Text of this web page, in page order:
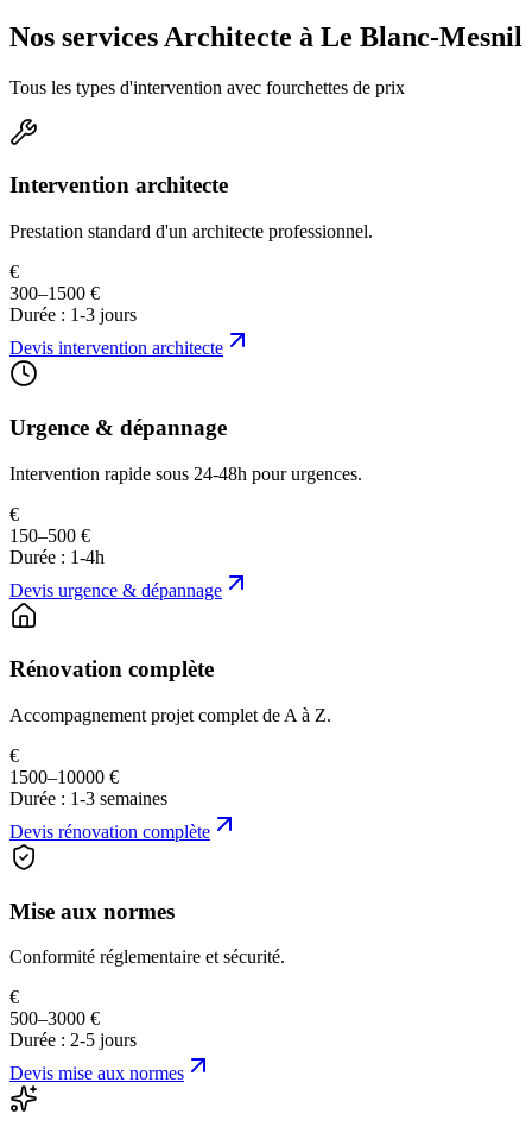
Nos services Architecte à Le Blanc-Mesnil
Tous les types d'intervention avec fourchettes de prix
Intervention architecte
Prestation standard d'un architecte professionnel.
€
300–1500 €
Durée : 1-3 jours
Devis intervention architecte
Urgence & dépannage
Intervention rapide sous 24-48h pour urgences.
€
150–500 €
Durée : 1-4h
Devis urgence & dépannage
Rénovation complète
Accompagnement projet complet de A à Z.
€
1500–10000 €
Durée : 1-3 semaines
Devis rénovation complète
Mise aux normes
Conformité réglementaire et sécurité.
€
500–3000 €
Durée : 2-5 jours
Devis mise aux normes